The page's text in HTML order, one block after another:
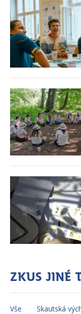
Zkus jiné
Vše Skautská